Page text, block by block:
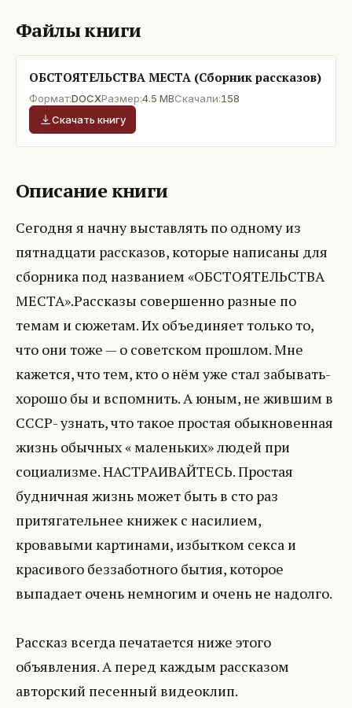
Файлы книги
ОБСТОЯТЕЛЬСТВА МЕСТА (Сборник рассказов)
Формат:DOCXРазмер:4.5 MBСкачали:158
Скачать книгу
Описание книги
Сегодня я начну выставлять по одному из
пятнадцати рассказов, которые написаны для
сборника под названием «ОБСТОЯТЕЛЬСТВА
МЕСТА».Рассказы совершенно разные по
темам и сюжетам. Их объединяет только то,
что они тоже — о советском прошлом. Мне
кажется, что тем, кто о нём уже стал забывать-
хорошо бы и вспомнить. А юным, не жившим в
СССР- узнать, что такое простая обыкновенная
жизнь обычных « маленьких» людей при
социализме. НАСТРАИВАЙТЕСЬ. Простая
будничная жизнь может быть в сто раз
притягательнее книжек с насилием,
кровавыми картинами, избытком секса и
красивого беззаботного бытия, которое
выпадает очень немногим и очень не надолго.
Рассказ всегда печатается ниже этого
объявления. А перед каждым рассказом
авторский песенный видеоклип.